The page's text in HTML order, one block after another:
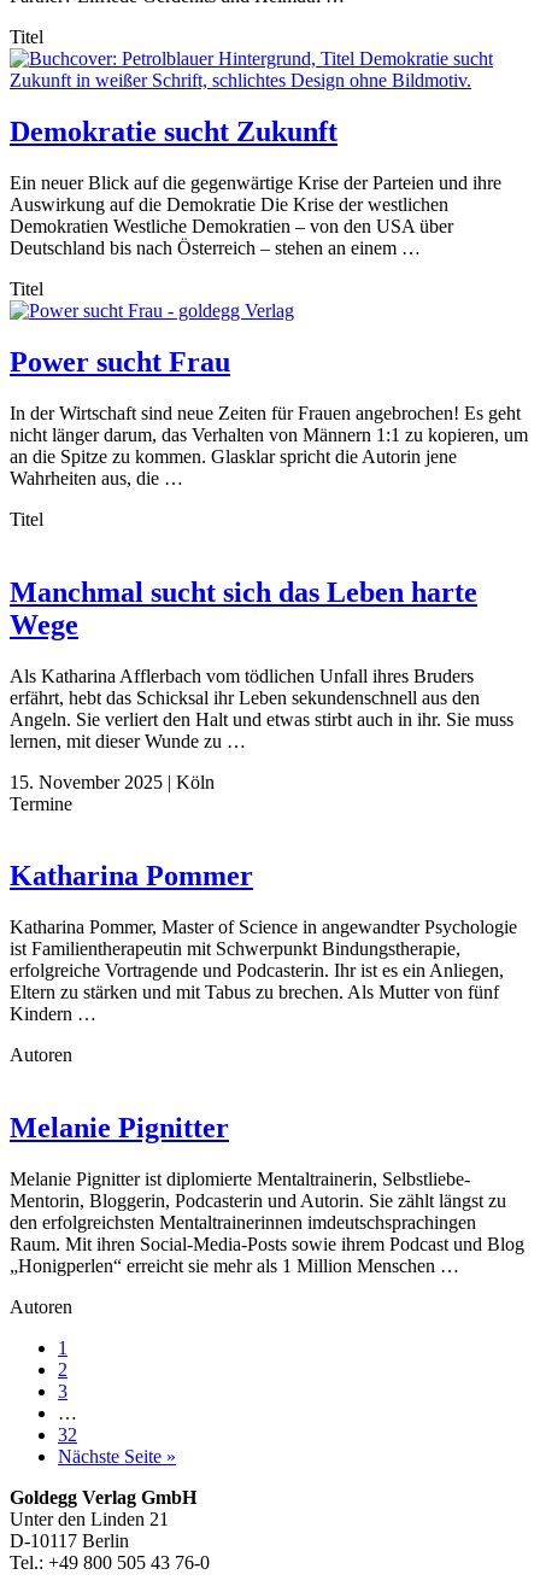
Titel
Demokratie sucht Zukunft
Ein neuer Blick auf die gegenwärtige Krise der Parteien und ihre
Auswirkung auf die Demokratie Die Krise der westlichen
Demokratien Westliche Demokratien – von den USA über
Deutschland bis nach Österreich – stehen an einem …
Titel
Power sucht Frau
In der Wirtschaft sind neue Zeiten für Frauen angebrochen! Es geht
nicht länger darum, das Verhalten von Männern 1:1 zu kopieren, um
an die Spitze zu kommen. Glasklar spricht die Autorin jene
Wahrheiten aus, die …
Titel
Manchmal sucht sich das Leben harte
Wege
Als Katharina Afflerbach vom tödlichen Unfall ihres Bruders
erfährt, hebt das Schicksal ihr Leben sekundenschnell aus den
Angeln. Sie verliert den Halt und etwas stirbt auch in ihr. Sie muss
lernen, mit dieser Wunde zu …
15. November 2025 | Köln
Termine
Katharina Pommer
Katharina Pommer, Master of Science in angewandter Psychologie
ist Familientherapeutin mit Schwerpunkt Bindungstherapie,
erfolgreiche Vortragende und Podcasterin. Ihr ist es ein Anliegen,
Eltern zu stärken und mit Tabus zu brechen. Als Mutter von fünf
Kindern …
Autoren
Melanie Pignitter
Melanie Pignitter ist diplomierte Mentaltrainerin, Selbstliebe-
Mentorin, Bloggerin, Podcasterin und Autorin. Sie zählt längst zu
den erfolgreichsten Mentaltrainerinnen imdeutschsprachingen
Raum. Mit ihren Social-Media-Posts sowie ihrem Podcast und Blog
„Honigperlen“ erreicht sie mehr als 1 Million Menschen …
Autoren
Seite
1
Seite
2
Seite
3
Zwischenseiten
…
Seite
32
Nächste Seite aufrufen
»
Footer-
Section
Goldegg Verlag GmbH
Unter den Linden 21
D-10117 Berlin
Tel.: +49 800 505 43 76-0